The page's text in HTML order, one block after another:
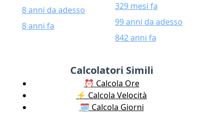
8 anni da adesso
8 anni fa
329 mesi fa
99 anni da adesso
842 anni fa
Calcolatori Simili
⏰ Calcola Ore
⚡️ Calcola Velocità
🗓️ Calcola Giorni